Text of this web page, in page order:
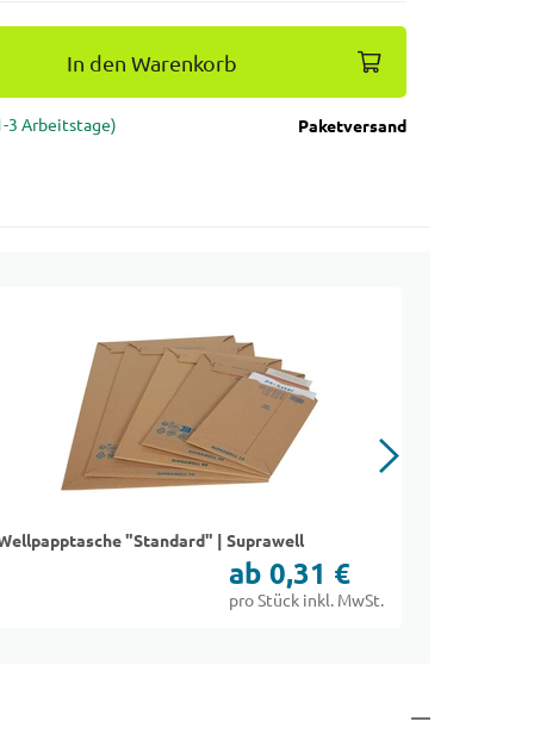
In den Warenkorb
3 Arbeitstage) Paketversand
"Standard" | Suprawell
ab 0,31 €
pro Stück inkl. MwSt.